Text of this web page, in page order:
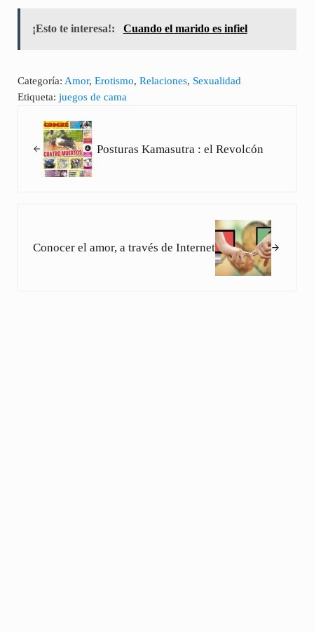
¡Esto te interesa!: Cuando el marido es infiel
Categoría: Amor, Erotismo, Relaciones, Sexualidad
Etiqueta: juegos de cama
Posturas Kamasutra : el Revolcón
Conocer el amor, a través de Internet